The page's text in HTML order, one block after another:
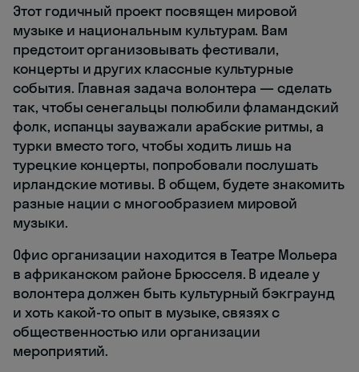
Этот годичный проект посвящен мировой
музыке и национальным культурам. Вам
предстоит организовывать фестивали,
концерты и других классные культурные
события. Главная задача волонтера — сделать
так, чтобы сенегальцы полюбили фламандский
фолк, испанцы зауважали арабские ритмы, а
турки вместо того, чтобы ходить лишь на
турецкие концерты, попробовали послушать
ирландские мотивы. В общем, будете знакомить
разные нации с многообразием мировой
музыки.
Офис организации находится в Театре Мольера
в африканском районе Брюсселя. В идеале у
волонтера должен быть культурный бэкграунд
и хоть какой-то опыт в музыке, связях с
общественностью или организации
мероприятий.